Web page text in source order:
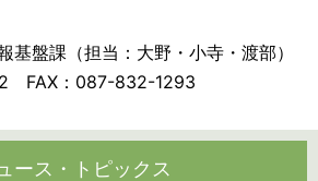
盤課（担当：大野・小寺・渡部）
FAX：087-832-1293
ース・トピックス